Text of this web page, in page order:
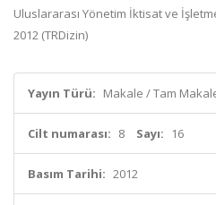
Uluslararası Yönetim İktisat ve
2012 (TRDizin)
Yayın Türü: Makale / Tam
Cilt numarası: 8 Sayı: 16
Basım Tarihi: 2012